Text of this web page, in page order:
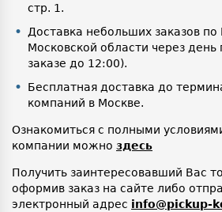
стр. 1.
Доставка небольших заказов по
Московской области через день
заказе до 12:00).
Бесплатная доставка до
компаний в Москве.
Ознакомиться с полными
компании можно здесь
Получить заинтересовавший Вас
оформив заказ на сайте либо
электронный адрес info@pickup-